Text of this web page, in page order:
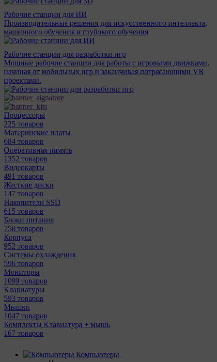
Рабочие станции для ИИ
Производительные решения для искусственного интеллекта,
машинного обучения и глубокого обучения
Рабочие станции для разработки игр
Мощные рабочие станции для работы с игровыми движками,
начиная от мобильных игр и заканчивая потрясающими VR
проектами.
Процессоры
225 товаров
Материнcкие платы
684 товаров
Оперативная память
1352 товаров
Видеокарты
491 товаров
Жесткие диски
147 товаров
Накопители SSD
615 товаров
Блоки питания
750 товаров
Корпуса
952 товаров
Системы охлаждения
596 товаров
Мониторы
1099 товаров
Клавиатуры
593 товаров
Мышки
1047 товаров
Комплекты Клавиатура + мышь
167 товаров
Компьютеры